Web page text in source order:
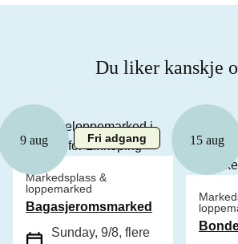
Du liker kanskje
9 aug Fri adgang
Markedsplass &
loppemarked
Bagasjeromsmarked
Sunday, 9/8, flere
15 aug